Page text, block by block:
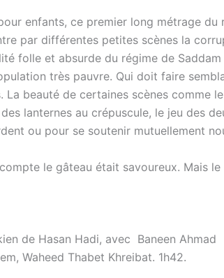
enfants, ce premier long métrage du
par différentes petites scènes la
folle et absurde du régime de Saddam
très pauvre. Qui doit faire
La beauté de certaines scènes comme le
lanternes au crépuscule, le jeu des
ou pour se soutenir mutuellement
le gâteau était savoureux. Mais le
de Hasan Hadi, avec Baneen Ahmad
Waheed Thabet Khreibat. 1h42.